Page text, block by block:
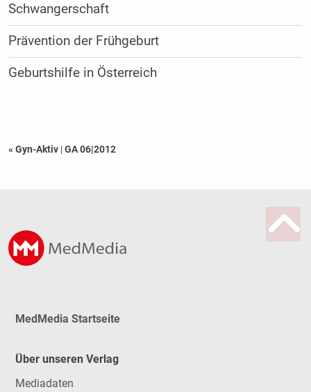
Schwangerschaft
Prävention der Frühgeburt
Geburtshilfe in Österreich
« Gyn-Aktiv |GA 06|2012
MedMedia Startseite
Über unseren Verlag
Mediadaten